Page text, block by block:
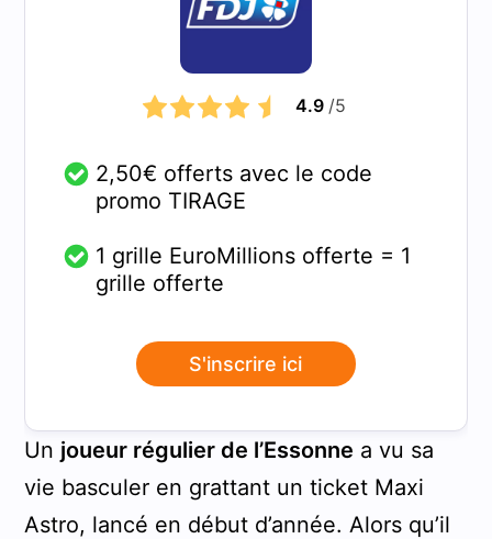
4.9 /5
2,50€ offerts avec le code
promo TIRAGE
1 grille EuroMillions offerte = 1
grille offerte
S'inscrire ici
Un joueur régulier de l’Essonne a vu sa
vie basculer en grattant un ticket Maxi
Astro, lancé en début d’année. Alors qu’il